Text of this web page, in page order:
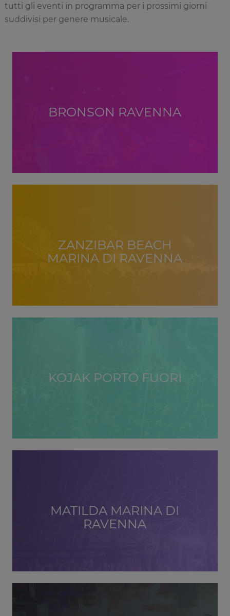
tutti gli eventi in programma per i prossimi giorni
suddivisi per genere musicale.
BRONSON RAVENNA
ZANZIBAR BEACH
MARINA DI RAVENNA
KOJAK PORTO FUORI
MATILDA MARINA DI
RAVENNA